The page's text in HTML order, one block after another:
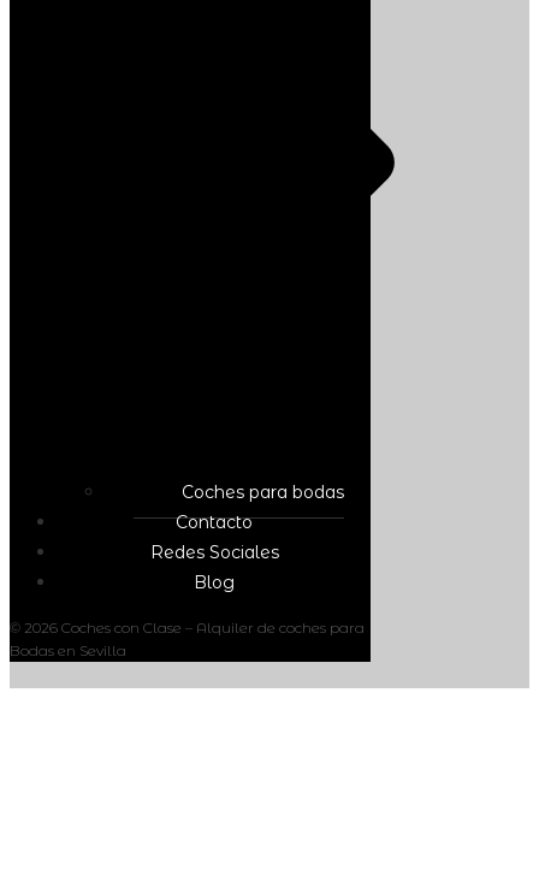
Coches para bodas
Contacto
Redes Sociales
Blog
© 2026 Coches con Clase – Alquiler de coches para
Bodas en Sevilla